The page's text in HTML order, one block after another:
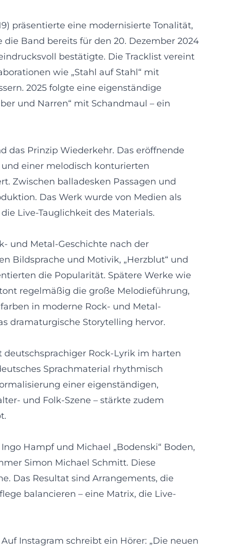
präsentierte eine modernisierte Tonalität,
Band bereits für den 20. Dezember 2024
bestätigte. Die Tracklist vereint
wie „Stahl auf Stahl“ mit
2025 folgte eine eigenständige
und Narren“ mit Schandmaul – ein
das Prinzip Wiederkehr. Das eröffnende
einer melodisch konturierten
Zwischen balladesken Passagen und
Das Werk wurde von Medien als
Live-Tauglichkeit des Materials.
und Metal-Geschichte nach der
Bildsprache und Motivik, „Herzblut“ und
die Popularität. Spätere Werke wie
regelmäßig die große Melodieführung,
in moderne Rock- und Metal-
dramaturgische Storytelling hervor.
Rock-Lyrik im harten
Sprachmaterial rhythmisch
einer eigenständigen,
und Folk-Szene – stärkte zudem
Hampf und Michael „Bodenski“ Boden,
Simon Michael Schmitt. Diese
Das Resultat sind Arrangements, die
balancieren – eine Matrix, die Live-
Instagram schreibt ein Hörer: „Die neuen